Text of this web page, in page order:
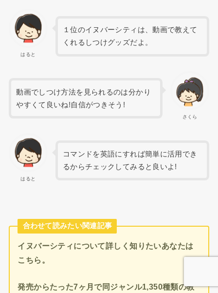
はると
１位のイヌバーシティは、動画で教えて
くれるしつけグッズだよ。
さくら
動画でしつけ方法を見られるのは分かり
やすくて良いね!自信がつきそう!
はると
コマンドを英語にすれば簡単に活用でき
るからチェックしてみると良いよ!
合わせて読みたい関連記事
イヌバーシティについて詳しく知りたいあなたは
こちら。
発売からたった7ヶ月で同ジャンル1,350種類の教